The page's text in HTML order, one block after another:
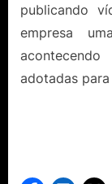
publicando
empresa
adotadas